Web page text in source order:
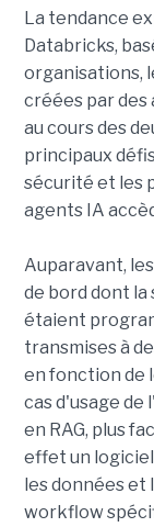
La tendance
Databricks,
organisations,
créées par des
au cours des
principaux
sécurité et les
agents IA
Auparavant,
de bord dont
étaient
transmises à
en fonction de
cas d'usage de
en RAG, plus
effet un
les données et
workflow